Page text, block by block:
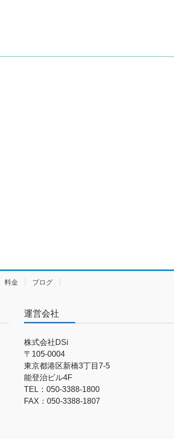
料金 ブログ
運営会社
株式会社DSi
〒105-0004
東京都港区新橋3丁目7-5
能登治ビル4F
TEL：050-3388-1800
FAX：050-3388-1807